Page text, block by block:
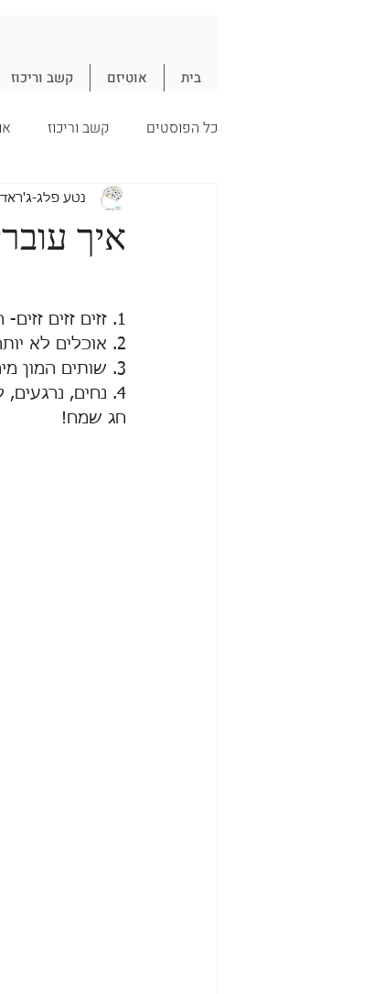
בית אוטיזם קשב וריכוז
כל הפוסטים קשב וריכוז
חיסון תזונה
איך
נטע פלג-
1. זזים זזים זזים- הליכה, ריצה , פינוי כלי האוכל, עזרה למארחת...
2. אוכלים לא יותר מ-3 מאכלים בארוחה
3. שותים המון מים
4. נחים, נרגעים, קוראים שבועונים וספרים.
חג שמח!